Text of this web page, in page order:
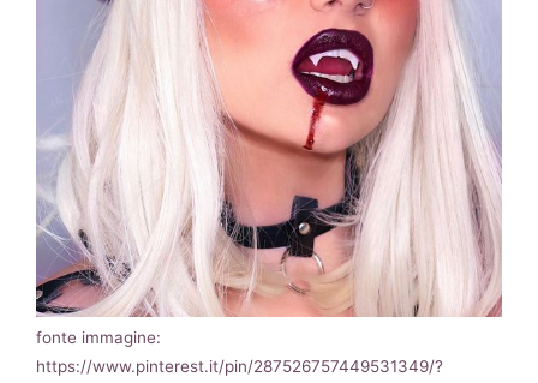
fonte immagine:
https://www.pinterest.it/pin/287526757449531349/?